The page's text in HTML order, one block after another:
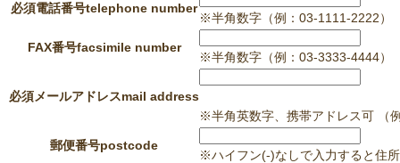
必須電話番号telephone number
※半角数字（例：03-1111-2222）
FAX番号facsimile number
※半角数字（例：03-3333-4444）
必須メールアドレスmail address
※半角英数字、携帯アドレス可 （
郵便番号postcode
※ハイフン(-)なしで入力すると住